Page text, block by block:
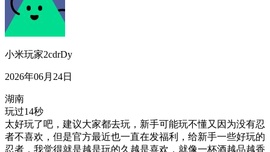
小米玩家2cdrDy
2026年06月24日
湖南
玩过14秒
太好玩了吧，建议大家都去玩，新手可能玩不懂又因为没有忍
者不喜欢，但是官方最近也一直在发福利，给新手一些好玩的
忍者，我觉得就是越是玩的久越是喜欢，就像一杯酒越品越香